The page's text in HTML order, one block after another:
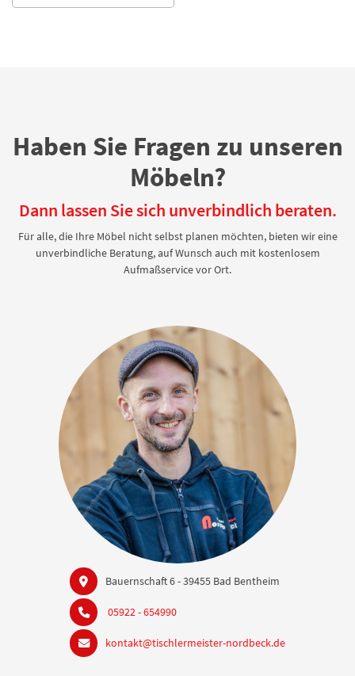
Haben Sie Fragen zu unseren
Möbeln?
Dann lassen Sie sich unverbindlich beraten.
Für alle, die Ihre Möbel nicht selbst planen möchten, bieten wir eine
unverbindliche Beratung, auf Wunsch auch mit kostenlosem
Aufmaßservice vor Ort.
Bauernschaft 6 - 39455 Bad Bentheim
05922 - 654990
kontakt@tischlermeister-nordbeck.de